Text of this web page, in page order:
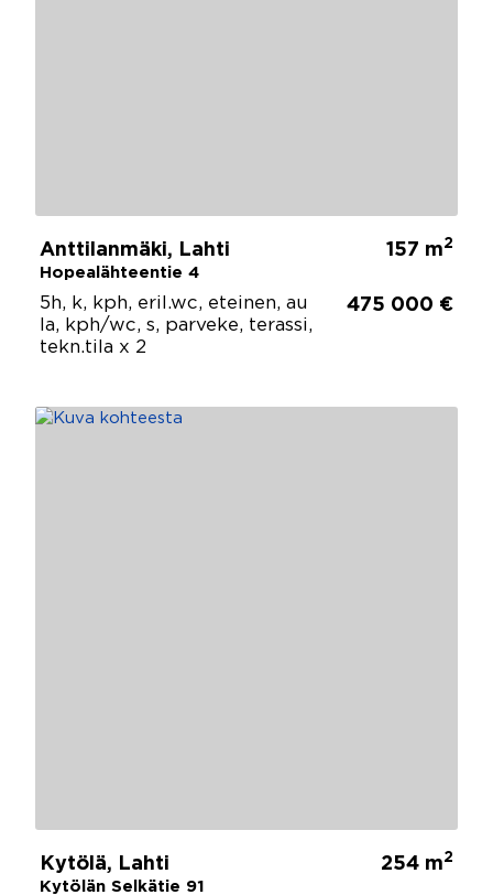
Anttilanmäki, Lahti
Hopealähteentie 4
157 m2
5h, k, kph, eril.wc, eteinen, au
la, kph/wc, s, parveke, terassi,
tekn.tila x 2
475 000 €
Kytölä, Lahti
Kytölän Selkätie 91
254 m2